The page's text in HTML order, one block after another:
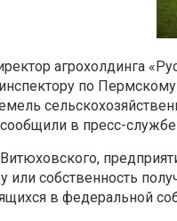
агрохолдинга
по
в пресс-
или собственность
в федеральной